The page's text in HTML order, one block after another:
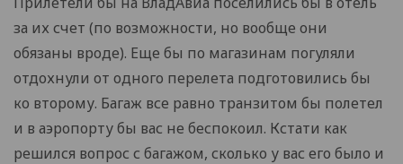
за их счет (по возможности, но вообще они
обязаны вроде). Еще бы по магазинам погуляли
отдохнули от одного перелета подготовились бы
ко второму. Багаж все равно транзитом бы полетел
и в аэропорту бы вас не беспокоил. Кстати как
решился вопрос с багажом, сколько у вас его было и